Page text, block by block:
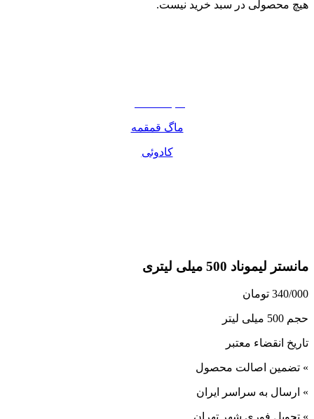
هیچ محصولی در سبد خرید نیست.
ماگ قمقمه
کادوئی
مانستر لیموناد 500 میلی لیتری
340/000 تومان
حجم 500 میلی لیتر
تاریخ انقضاء معتبر
» تضمین اصالت محصول
» ارسال به سراسر ایران